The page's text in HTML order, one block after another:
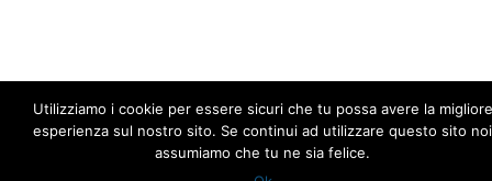
Utilizziamo i cookie per essere sicuri che tu possa avere la migliore
esperienza sul nostro sito. Se continui ad utilizzare questo sito noi
assumiamo che tu ne sia felice.